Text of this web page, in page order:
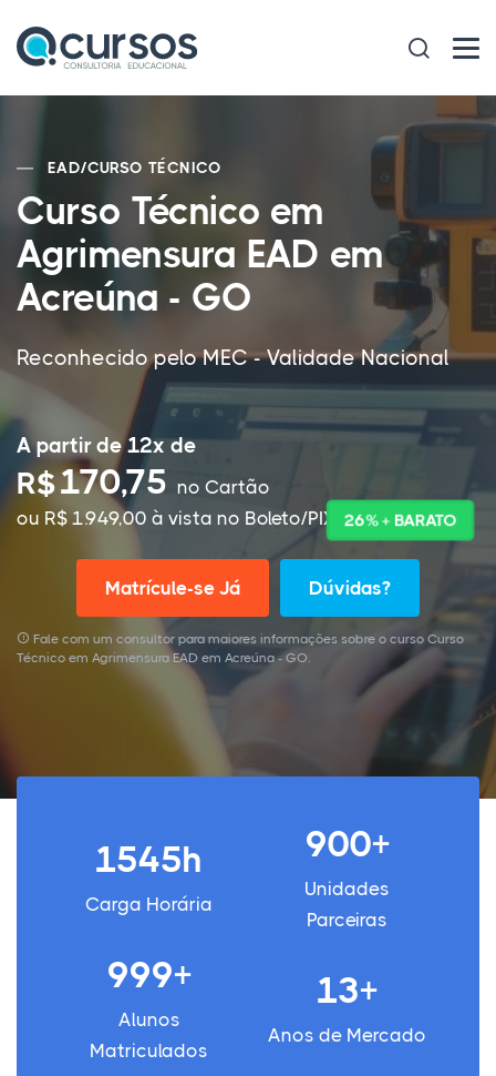
EAD/CURSO TÉCNICO
Curso Técnico em
Agrimensura EAD em
Acreúna - GO
Reconhecido pelo MEC - Validade Nacional
A partir de 12x de
R$170,75 no Cartão
ou R$ 1.949,00 à vista no Boleto/PIX
26% + BARATO
Matrícule-se Já Dúvidas?
Fale com um consultor para maiores informações sobre o curso Curso
Técnico em Agrimensura EAD em Acreúna - GO.
1545h
Carga Horária
900+
Unidades
Parceiras
999+
Alunos
Matriculados
13+
Anos de Mercado